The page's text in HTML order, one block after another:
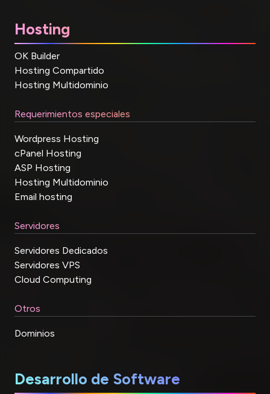
Hosting
OK Builder
Hosting Compartido
Hosting Multidominio
Requerimientos especiales
Wordpress Hosting
cPanel Hosting
ASP Hosting
Hosting Multidominio
Email hosting
Servidores
Servidores Dedicados
Servidores VPS
Cloud Computing
Otros
Dominios
Desarrollo de Software